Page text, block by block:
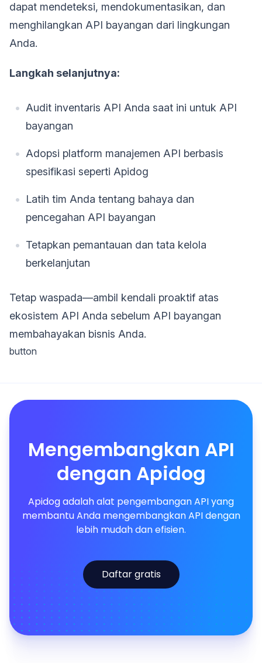
dapat mendeteksi, mendokumentasikan, dan
menghilangkan API bayangan dari lingkungan
Anda.
Langkah selanjutnya:
Audit inventaris API Anda saat ini untuk API
bayangan
Adopsi platform manajemen API berbasis
spesifikasi seperti Apidog
Latih tim Anda tentang bahaya dan
pencegahan API bayangan
Tetapkan pemantauan dan tata kelola
berkelanjutan
Tetap waspada—ambil kendali proaktif atas
ekosistem API Anda sebelum API bayangan
membahayakan bisnis Anda.
button
Mengembangkan API
dengan Apidog
Apidog adalah alat pengembangan API yang
membantu Anda mengembangkan API dengan
lebih mudah dan efisien.
Daftar gratis